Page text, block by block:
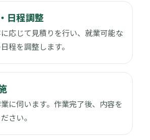
日程調整
応じて見積りを行い、就業可能な
程を調整します。
に伺います。作業完了後、内容を
さい。